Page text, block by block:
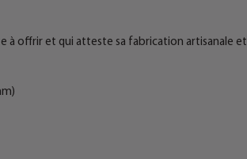
à offrir et qui atteste sa fabrication artisanale et